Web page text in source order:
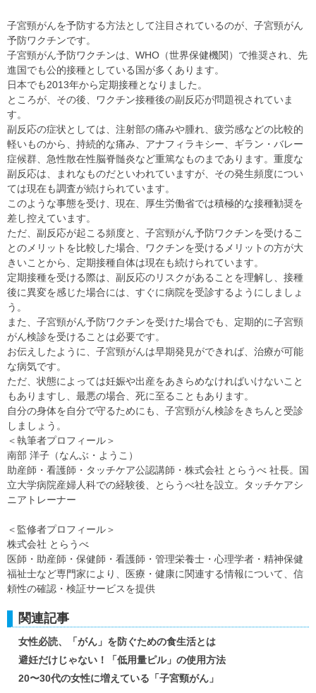
子宮頸がんを予防する方法として注目されているのが、子宮頸がん
予防ワクチンです。
子宮頸がん予防ワクチンは、WHO（世界保健機関）で推奨され、先
進国でも公的接種としている国が多くあります。
日本でも2013年から定期接種となりました。
ところが、その後、ワクチン接種後の副反応が問題視されていま
す。
副反応の症状としては、注射部の痛みや腫れ、疲労感などの比較的
軽いものから、持続的な痛み、アナフィラキシー、ギラン・バレー
症候群、急性散在性脳脊髄炎など重篤なものまであります。重度な
副反応は、まれなものだといわれていますが、その発生頻度につい
ては現在も調査が続けられています。
このような事態を受け、現在、厚生労働省では積極的な接種勧奨を
差し控えています。
ただ、副反応が起こる頻度と、子宮頸がん予防ワクチンを受けるこ
とのメリットを比較した場合、ワクチンを受けるメリットの方が大
きいことから、定期接種自体は現在も続けられています。
定期接種を受ける際は、副反応のリスクがあることを理解し、接種
後に異変を感じた場合には、すぐに病院を受診するようにしましょ
う。
また、子宮頸がん予防ワクチンを受けた場合でも、定期的に子宮頸
がん検診を受けることは必要です。
お伝えしたように、子宮頸がんは早期発見ができれば、治療が可能
な病気です。
ただ、状態によっては妊娠や出産をあきらめなければいけないこと
もありますし、最悪の場合、死に至ることもあります。
自分の身体を自分で守るためにも、子宮頸がん検診をきちんと受診
しましょう。
＜執筆者プロフィール＞
南部 洋子（なんぶ・ようこ）
助産師・看護師・タッチケア公認講師・株式会社 とらうべ 社長。国
立大学病院産婦人科での経験後、とらうべ社を設立。タッチケアシ
ニアトレーナー
＜監修者プロフィール＞
株式会社 とらうべ
医師・助産師・保健師・看護師・管理栄養士・心理学者・精神保健
福祉士など専門家により、医療・健康に関連する情報について、信
頼性の確認・検証サービスを提供
関連記事
女性必読、「がん」を防ぐための食生活とは
避妊だけじゃない！「低用量ピル」の使用方法
20〜30代の女性に増えている「子宮頸がん」